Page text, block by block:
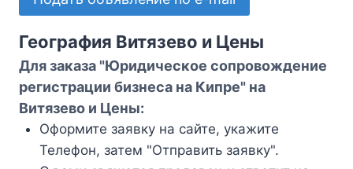
География Витязево и Цены
Для заказа "Юридическое сопровождение
регистрации бизнеса на Кипре" на
Витязево и Цены:
Оформите заявку на сайте, укажите
Телефон, затем "Отправить заявку".